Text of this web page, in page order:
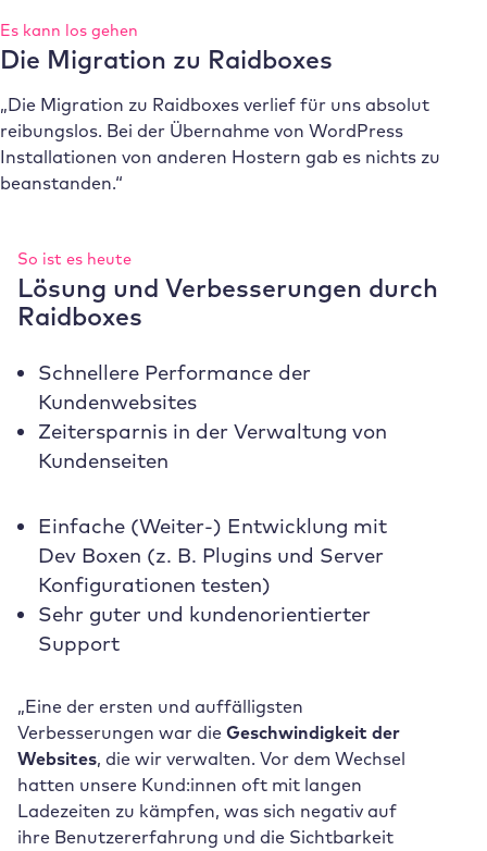
Es kann los gehen
Die Migration zu Raidboxes
„Die Migration zu Raidboxes verlief für uns absolut
reibungslos. Bei der Übernahme von WordPress
Installationen von anderen Hostern gab es nichts zu
beanstanden.“
So ist es heute
Lösung und Verbesserungen durch
Raidboxes
Schnellere Performance der
Kundenwebsites
Zeitersparnis in der Verwaltung von
Kundenseiten
Einfache (Weiter-) Entwicklung mit
Dev Boxen (z. B. Plugins und Server
Konfigurationen testen)
Sehr guter und kundenorientierter
Support
„Eine der ersten und auffälligsten
Verbesserungen war die Geschwindigkeit der
Websites, die wir verwalten. Vor dem Wechsel
hatten unsere Kund:innen oft mit langen
Ladezeiten zu kämpfen, was sich negativ auf
ihre Benutzererfahrung und die Sichtbarkeit